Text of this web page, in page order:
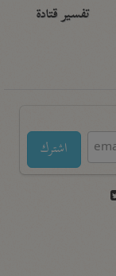
تفسير قتادة
اشترك